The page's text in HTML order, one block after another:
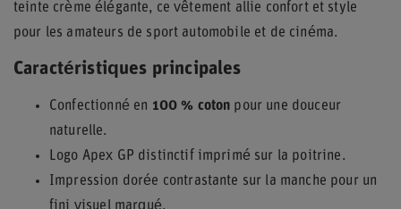
teinte crème élégante, ce vêtement allie confort et style
pour les amateurs de sport automobile et de cinéma.
Caractéristiques principales
Confectionné en 100 % coton pour une douceur
naturelle.
Logo Apex GP distinctif imprimé sur la poitrine.
Impression dorée contrastante sur la manche pour un